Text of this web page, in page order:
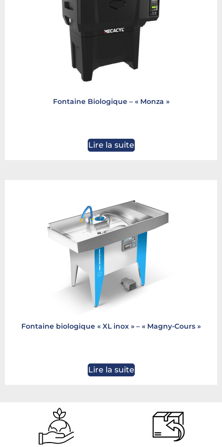
Fontaine Biologique – « Monza »
Lire la suite
Fontaine biologique « XL inox » – « Magny-Cours »
Lire la suite